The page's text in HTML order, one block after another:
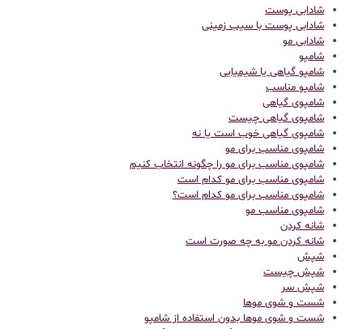
شادابی پوست
شادابی پوست با سیب زمینی
شادابی مو
شامپو
شامپو گیاهی یا شیمیایی
شامپو مناسب
شامپوی گیاهی
شامپوی گیاهی چیست
شامپوی گیاهی خوب است یا نه
شامپوی مناسب برای مو
شامپوی مناسب برای مو را چگونه انتخاب کنیم
شامپوی مناسب برای مو کدام است
شامپوی مناسب برای مو کدام است؟
شامپوی مناسب مو
شانه کردن
شانه کردن مو به چه صورت است
شپش
شپش چیست
شپش سر
شست و شوی موها
شست و شوی موها بدون استفاده از شامپو